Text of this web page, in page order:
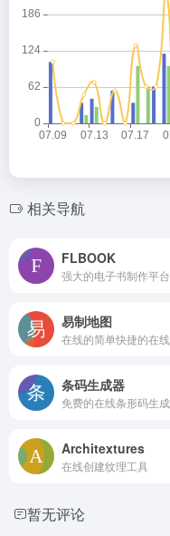
相关导航
FLBOOK
强大的电子书制作平台
易制地图
条码生成器
Architextures
在线创建纹理工具
暂无评论